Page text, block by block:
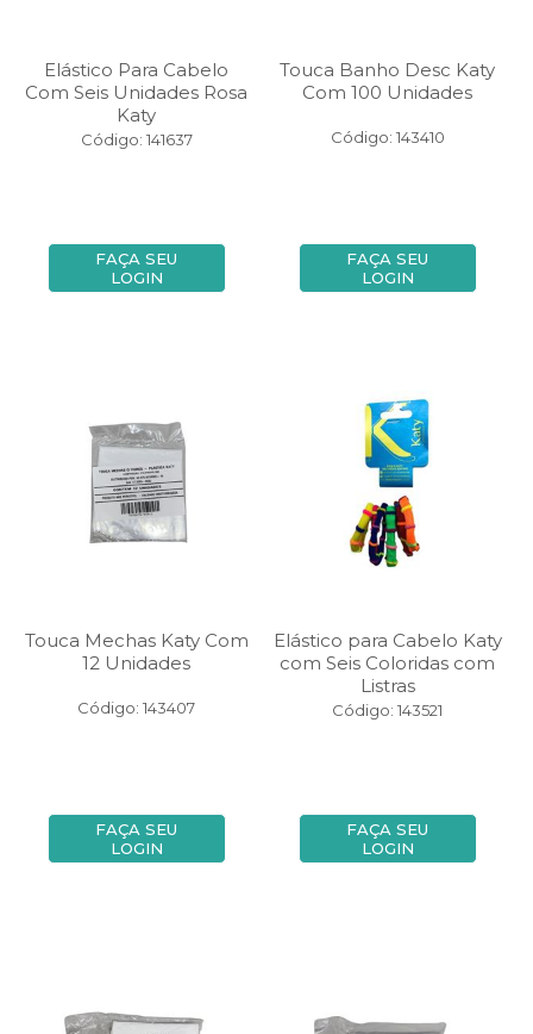
Elástico Para Cabelo
Com Seis Unidades Rosa
Katy
Código: 141637
FAÇA SEU
LOGIN
Touca Banho Desc Katy
Com 100 Unidades
Código: 143410
FAÇA SEU
LOGIN
Touca Mechas Katy Com
12 Unidades
Código: 143407
FAÇA SEU
LOGIN
Elástico para Cabelo Katy
com Seis Coloridas com
Listras
Código: 143521
FAÇA SEU
LOGIN